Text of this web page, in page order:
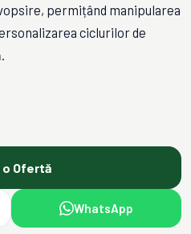
permițând manipularea
ciclurilor de
o Ofertă
WhatsApp